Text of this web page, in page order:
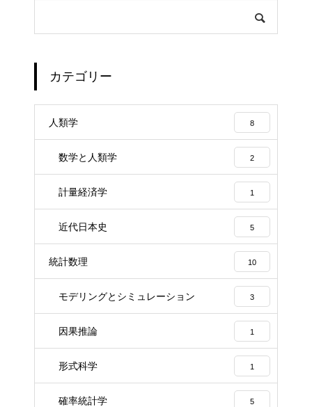
カテゴリー
人類学 8
数学と人類学 2
計量経済学 1
近代日本史 5
統計数理 10
モデリングとシミュレーション 3
因果推論 1
形式科学 1
確率統計学 5